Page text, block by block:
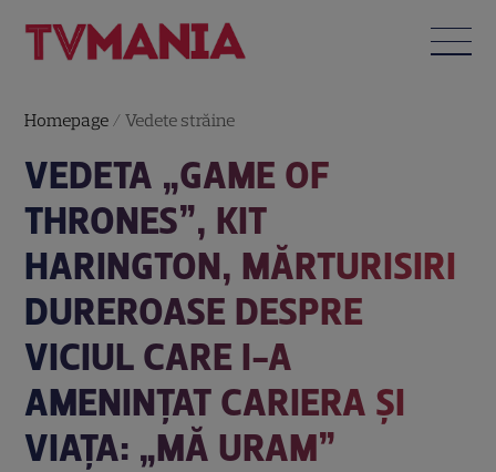
Homepage /Vedete străine
VEDETA „GAME OF
THRONES”, KIT
HARINGTON, MĂRTURISIRI
DUREROASE DESPRE
VICIUL CARE I-A
AMENINȚAT CARIERA ȘI
VIAȚA: „MĂ URAM”